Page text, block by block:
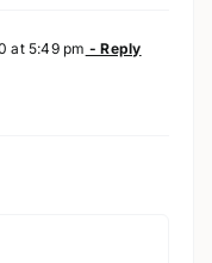
at 5:49 pm - Reply